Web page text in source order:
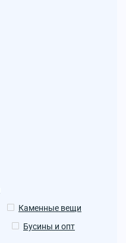
Каменные вещи
Бусины и опт